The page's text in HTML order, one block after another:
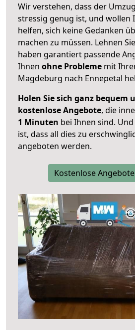
Wir verstehen, dass der
stressig genug ist, und wollen
helfen, sich keine Gedanken
machen zu müssen. Lehnen
haben garantiert passende
Ihnen ohne Probleme mit
Magdeburg nach Ennepetal
Holen Sie sich ganz bequem
kostenlose Angebote, die
1 Minuten bei Ihnen sind.
ist, dass all dies zu
angeboten werden.
Kostenlose